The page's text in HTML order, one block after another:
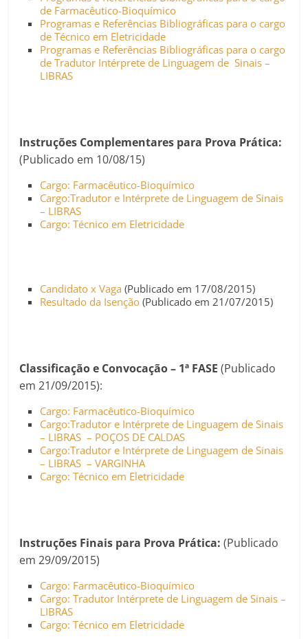
de Farmacêutico-Bioquímico
Programas e Referências Bibliográficas para o cargo
de Técnico em Eletricidade
Programas e Referências Bibliográficas para o cargo
de Tradutor Intérprete de Linguagem de Sinais –
LIBRAS
Instruções Complementares para Prova Prática:
(Publicado em 10/08/15)
Cargo: Farmacêutico-Bioquímico
Cargo:Tradutor e Intérprete de Linguagem de Sinais
– LIBRAS
Cargo: Técnico em Eletricidade
Candidato x Vaga(Publicado em 17/08/2015)
Resultado da Isenção(Publicado em 21/07/2015)
Classificação e Convocação – 1ª FASE (Publicado
em 21/09/2015):
Cargo: Farmacêutico-Bioquímico
Cargo:Tradutor e Intérprete de Linguagem de Sinais
– LIBRAS – POÇOS DE CALDAS
Cargo:Tradutor e Intérprete de Linguagem de Sinais
– LIBRAS – VARGINHA
Cargo: Técnico em Eletricidade
Instruções Finais para Prova Prática: (Publicado
em 29/09/2015)
Cargo: Farmacêutico-Bioquímico
Cargo: Tradutor Intérprete de Linguagem de Sinais –
LIBRAS
Cargo: Técnico em Eletricidade